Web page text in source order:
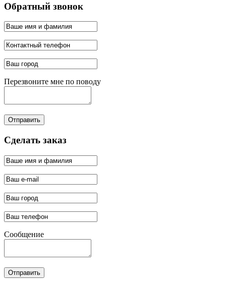
Обратный звонок
Перезвоните мне по поводу
Отправить
Сделать заказ
Сообщение
Отправить